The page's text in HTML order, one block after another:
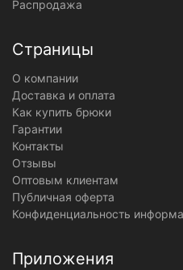
Распродажа
Страницы
О компании
Доставка и оплата
Как купить брюки
Гарантии
Контакты
Отзывы
Оптовым клиентам
Публичная оферта
Конфиденциальность
Приложения